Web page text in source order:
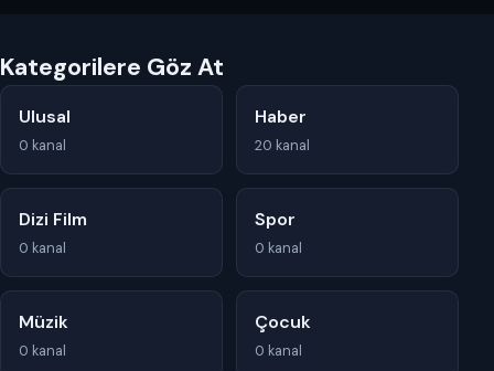
Kategorilere Göz At
Ulusal
0 kanal
Haber
20 kanal
Dizi Film
0 kanal
Spor
0 kanal
Müzik
0 kanal
Çocuk
0 kanal